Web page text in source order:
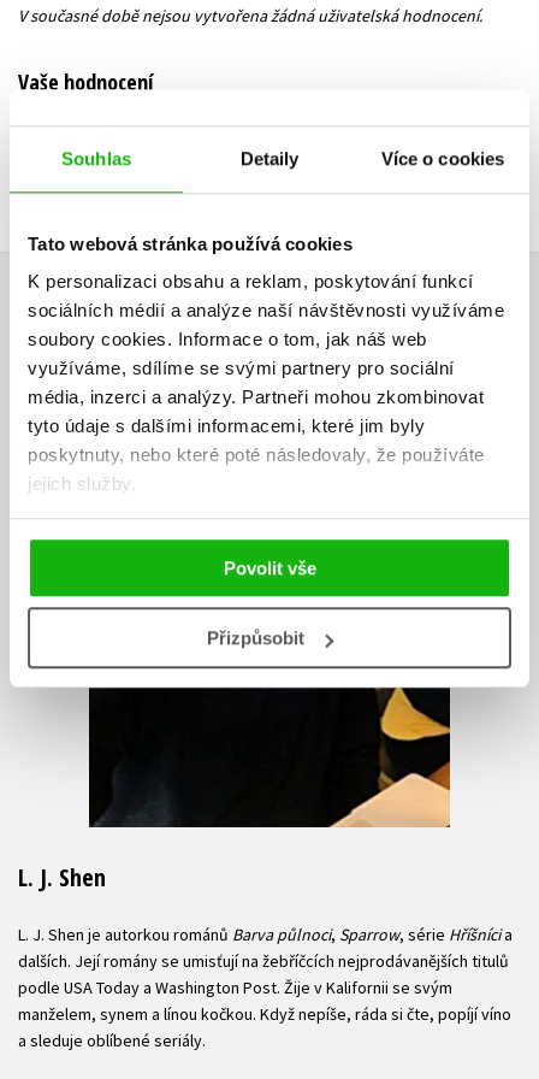
Souhlas Detaily Více o cookies
Tato webová stránka používá cookies
K personalizaci obsahu a reklam, poskytování funkcí
sociálních médií a analýze naší návštěvnosti využíváme
soubory cookies. Informace o tom, jak náš web
využíváme, sdílíme se svými partnery pro sociální
média, inzerci a analýzy. Partneři mohou zkombinovat
tyto údaje s dalšími informacemi, které jim byly
poskytnuty, nebo které poté následovaly, že používáte
jejich služby.
Povolit vše
Přizpůsobit
V současné době nejsou vytvořena žádná uživatelská hodnocení.
Vaše hodnocení
Uživatelskou recenzi mohou vkládat pouze registrovaní uživatelé
AUTOR KNIHY
L. J. Shen
L. J. Shen je autorkou románů Barva půlnoci, Sparrow, série Hříšnícia
dalších. Její romány se umisťují na žebříčcích nejprodávanějších titulů
podle USA Today a Washington Post. Žije v Kalifornii se svým
manželem, synem a línou kočkou. Když nepíše, ráda si čte, popíjí víno
a sleduje oblíbené seriály.